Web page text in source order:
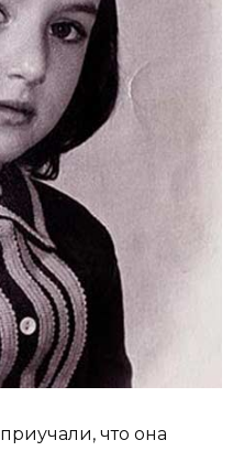
что она